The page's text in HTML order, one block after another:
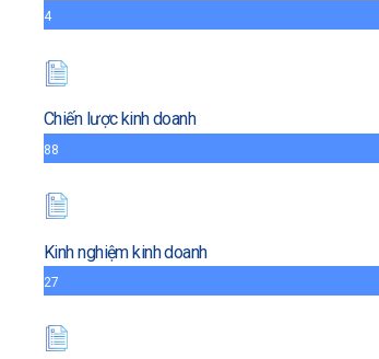
4
Chiến lược kinh doanh
88
Kinh nghiệm kinh doanh
27